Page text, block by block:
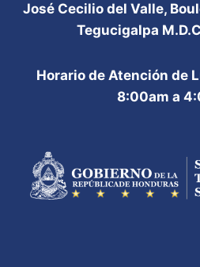
José Cecilio del Valle,
Tegucigalpa
Horario de Atención de
8:00am a